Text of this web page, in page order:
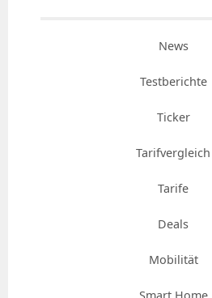
News
Testberichte
Ticker
Tarifvergleich
Tarife
Deals
Mobilität